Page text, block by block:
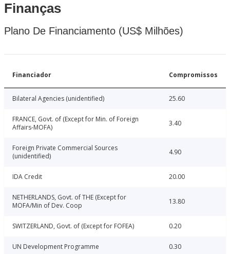
Finanças
Plano De Financiamento (US$ Milhões)
Financiador Compromissos
Bilateral Agencies (unidentified) 25.60
FRANCE, Govt. of (Except for Min. of Foreign
Affairs-MOFA)
3.40
Foreign Private Commercial Sources
(unidentified)
4.90
IDA Credit 20.00
NETHERLANDS, Govt. of THE (Except for
MOFA/Min of Dev. Coop
13.80
SWITZERLAND, Govt. of (Except for FOFEA) 0.20
UN Development Programme 0.30